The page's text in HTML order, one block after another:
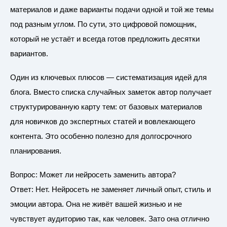
материалов и даже варианты подачи одной и той же темы
под разным углом. По сути, это цифровой помощник,
который не устаёт и всегда готов предложить десятки
вариантов.
Один из ключевых плюсов — систематизация идей для
блога. Вместо списка случайных заметок автор получает
структурированную карту тем: от базовых материалов
для новичков до экспертных статей и вовлекающего
контента. Это особенно полезно для долгосрочного
планирования.
Вопрос: Может ли нейросеть заменить автора?
Ответ: Нет. Нейросеть не заменяет личный опыт, стиль и
эмоции автора. Она не живёт вашей жизнью и не
чувствует аудиторию так, как человек. Зато она отлично